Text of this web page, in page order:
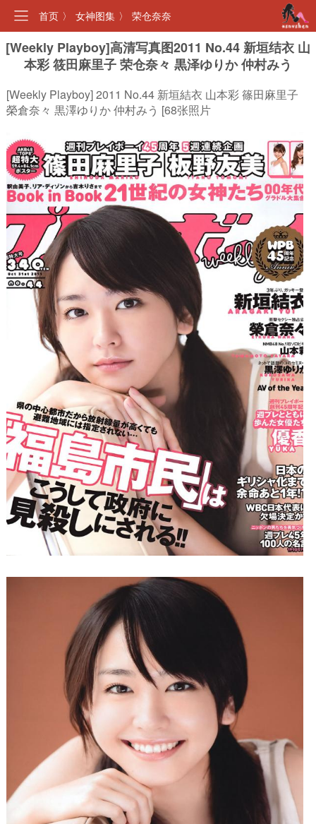
首页 〉 女神图集 〉 荣仓奈奈
[Weekly Playboy]高清写真图2011 No.44 新垣结衣 山
本彩 筱田麻里子 荣仓奈々 黒泽ゆりか 仲村みう
[Weekly Playboy] 2011 No.44 新垣結衣 山本彩 篠田麻里子
榮倉奈々 黒澤ゆりか 仲村みう [68张照片